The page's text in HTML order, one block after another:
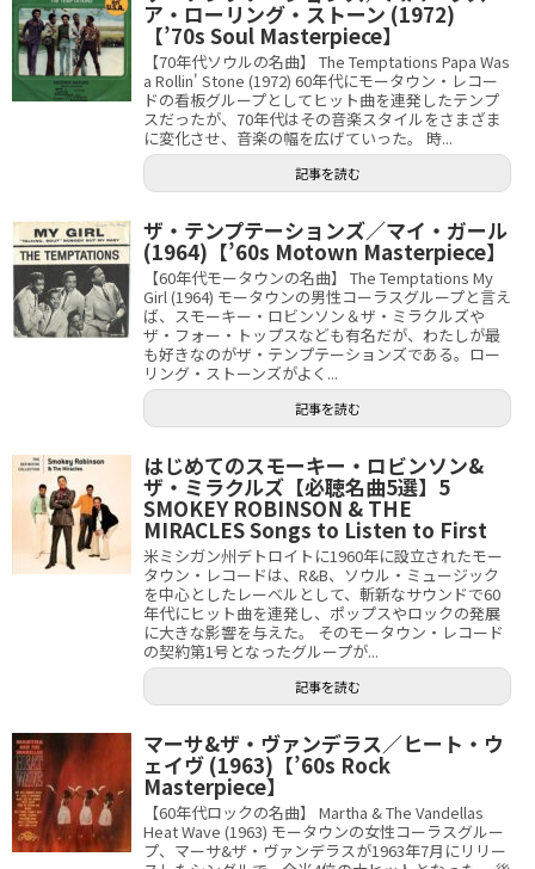
ア・ローリング・ストーン (1972)
【’70s Soul Masterpiece】
【70年代ソウルの名曲】 The Temptations Papa Was
a Rollin' Stone (1972) 60年代にモータウン・レコー
ドの看板グループとしてヒット曲を連発したテンプ
スだったが、70年代はその音楽スタイルをさまざま
に変化させ、音楽の幅を広げていった。 時...
記事を読む
ザ・テンプテーションズ／マイ・ガール
(1964)【’60s Motown Masterpiece】
【60年代モータウンの名曲】 The Temptations My
Girl (1964) モータウンの男性コーラスグループと言え
ば、スモーキー・ロビンソン＆ザ・ミラクルズや
ザ・フォー・トップスなども有名だが、わたしが最
も好きなのがザ・テンプテーションズである。ロー
リング・ストーンズがよく...
記事を読む
はじめてのスモーキー・ロビンソン&
ザ・ミラクルズ【必聴名曲5選】5
SMOKEY ROBINSON & THE
MIRACLES Songs to Listen to First
米ミシガン州デトロイトに1960年に設立されたモー
タウン・レコードは、R&B、ソウル・ミュージック
を中心としたレーベルとして、斬新なサウンドで60
年代にヒット曲を連発し、ポップスやロックの発展
に大きな影響を与えた。 そのモータウン・レコード
の契約第1号となったグループが...
記事を読む
マーサ&ザ・ヴァンデラス／ヒート・ウ
ェイヴ (1963)【’60s Rock
Masterpiece】
【60年代ロックの名曲】 Martha & The Vandellas
Heat Wave (1963) モータウンの女性コーラスグルー
プ、マーサ&ザ・ヴァンデラスが1963年7月にリリー